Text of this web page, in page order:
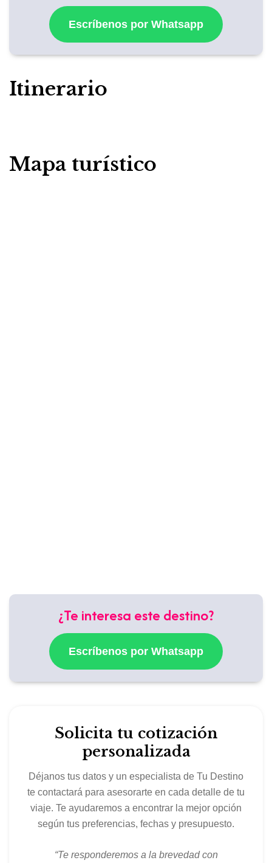
Escríbenos por Whatsapp
Itinerario
Mapa turístico
¿Te interesa este destino?
Escríbenos por Whatsapp
Solicita tu cotización
personalizada
Déjanos tus datos y un especialista de Tu Destino
te contactará para asesorarte en cada detalle de tu
viaje. Te ayudaremos a encontrar la mejor opción
según tus preferencias, fechas y presupuesto.
“Te responderemos a la brevedad con